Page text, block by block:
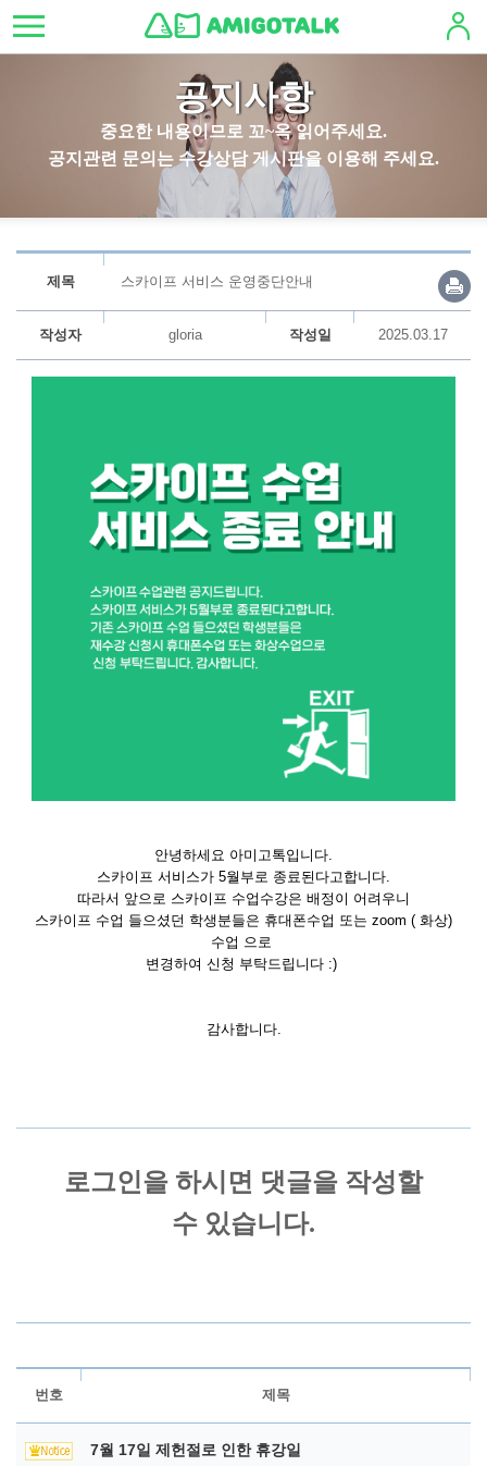
공지사항
중요한 내용이므로 꼬~옥 읽어주세요.
공지관련 문의는 수강상담 게시판을 이용해 주세요.
제목 스카이프 서비스 운영중단안내
작성자 gloria 작성일 2025.03.17
안녕하세요 아미고톡입니다.
스카이프 서비스가 5월부로 종료된다고합니다.
따라서 앞으로 스카이프 수업수강은 배정이 어려우니
스카이프 수업 들으셨던 학생분들은 휴대폰수업 또는 zoom ( 화상)
수업 으로
변경하여 신청 부탁드립니다 :)
감사합니다.